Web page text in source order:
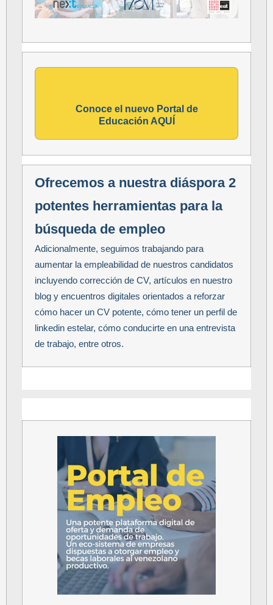
Conoce el nuevo Portal de
Educación AQUÍ
Ofrecemos a nuestra diáspora 2
potentes herramientas para la
búsqueda de empleo
Adicionalmente, seguimos trabajando para
aumentar la empleabilidad de nuestros candidatos
incluyendo corrección de CV, artículos en nuestro
blog y encuentros digitales orientados a reforzar
cómo hacer un CV potente, cómo tener un perfil de
linkedin estelar, cómo conducirte en una entrevista
de trabajo, entre otros.